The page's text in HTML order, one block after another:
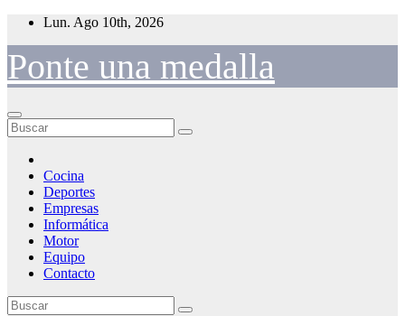
Saltar
contenido
Lun. Ago 10th, 2026
Ponte una medalla
Cocina
Deportes
Empresas
Informática
Motor
Equipo
Contacto